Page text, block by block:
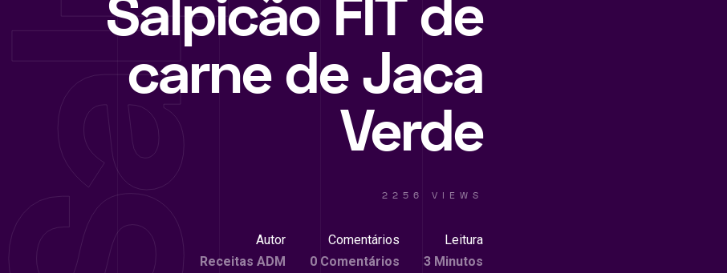
Salpicão FIT de
carne de Jaca
Verde
2256 VIEWS
Autor
Receitas ADM
Comentários
0 Comentários
Leitura
3 Minutos